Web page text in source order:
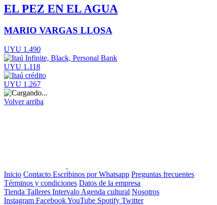
EL PEZ EN EL AGUA
MARIO VARGAS LLOSA
UYU 1.490
UYU 1.118
UYU 1.267
Volver arriba
Inicio Contacto Escribinos por Whatsapp Preguntas frecuentes
Términos y condiciones Datos de la empresa
Tienda Talleres Intervalo Agenda cultural Nosotros
Instagram FacebookYouTube Spotify Twitter